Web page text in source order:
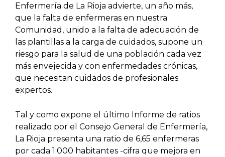
Enfermería de La Rioja advierte, un año más,
que la falta de enfermeras en nuestra
Comunidad, unido a la falta de adecuación de
las plantillas a la carga de cuidados, supone un
riesgo para la salud de una población cada vez
más envejecida y con enfermedades crónicas,
que necesitan cuidados de profesionales
expertos.
Tal y como expone el último Informe de ratios
realizado por el Consejo General de Enfermería,
La Rioja presenta una ratio de 6,65 enfermeras
por cada 1.000 habitantes -cifra que mejora en